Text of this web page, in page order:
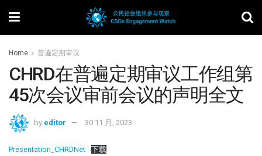
Home 普遍定期审议
CHRD在普遍定期审议工作组第
45次会议审前会议的声明全文
by editor 30 11 月, 2023
Presentation_CHRDNet
下载